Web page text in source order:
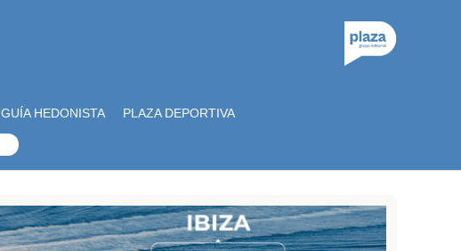
GUÍA HEDONISTA PLAZA DEPORTIVA